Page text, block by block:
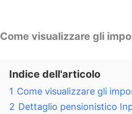
Come visualizzare gli
Indice dell'articolo
1 Come visualizzare gli
2 Dettaglio pensionistico